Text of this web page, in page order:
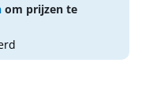
om prijzen te